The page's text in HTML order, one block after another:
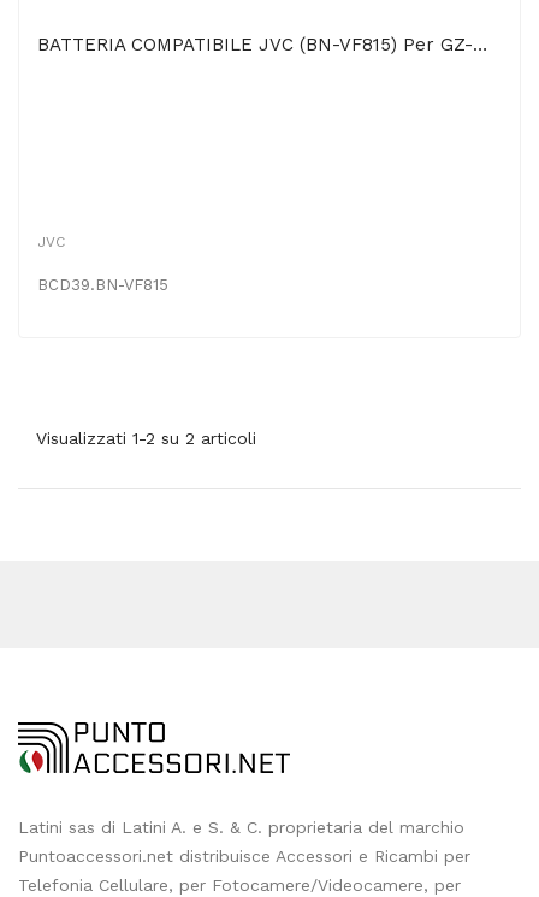
BATTERIA COMPATIBILE JVC (BN-VF815) Per GZ-MG177, GZ-MG134, GZ-MG150 1500 MAh Li-Ion SEGUE...
JVC
BCD39.BN-VF815
Visualizzati 1-2 su 2 articoli
Latini sas di Latini A. e S. & C. proprietaria del marchio
Puntoaccessori.net distribuisce Accessori e Ricambi per
Telefonia Cellulare, per Fotocamere/Videocamere, per